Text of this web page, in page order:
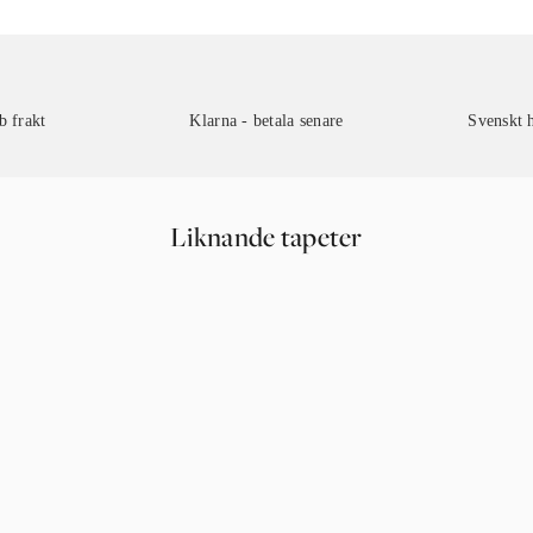
frakt Klarna - betala senare Svenskt
Liknande tapeter